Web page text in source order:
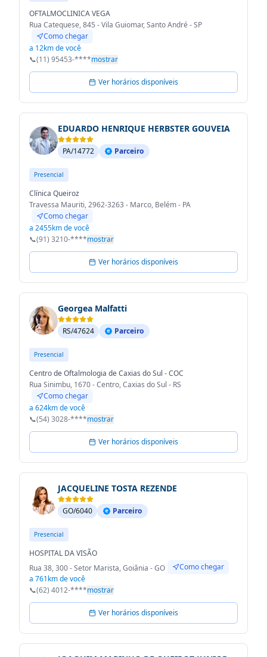
OFTALMOCLINICA VEGA
Rua Catequese, 845 - Vila Guiomar, Santo André - SP
Como chegar
a 12km de você
📞(11) 95453-****mostrar
Ver horários disponíveis
EDUARDO HENRIQUE HERBSTER GOUVEIA
PA/14772 Parceiro
Presencial
Clínica Queiroz
Travessa Mauriti, 2962-3263 - Marco, Belém - PA
Como chegar
a 2455km de você
📞(91) 3210-****mostrar
Ver horários disponíveis
Georgea Malfatti
RS/47624 Parceiro
Presencial
Centro de Oftalmologia de Caxias do Sul - COC
Rua Sinimbu, 1670 - Centro, Caxias do Sul - RS
Como chegar
a 624km de você
📞(54) 3028-****mostrar
Ver horários disponíveis
JACQUELINE TOSTA REZENDE
GO/6040 Parceiro
Presencial
HOSPITAL DA VISÃO
Rua 38, 300 - Setor Marista, Goiânia - GO
Como chegar
a 761km de você
📞(62) 4012-****mostrar
Ver horários disponíveis